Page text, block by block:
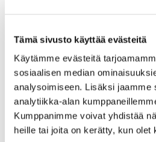
Tämä sivusto käyttää evästeitä
Käytämme evästeitä
sosiaalisen median
analysoimiseen. Lisäksi jaamme
analytiikka-alan
Kumppanimme voivat yhdistää
heille tai joita on kerätty, kun olet